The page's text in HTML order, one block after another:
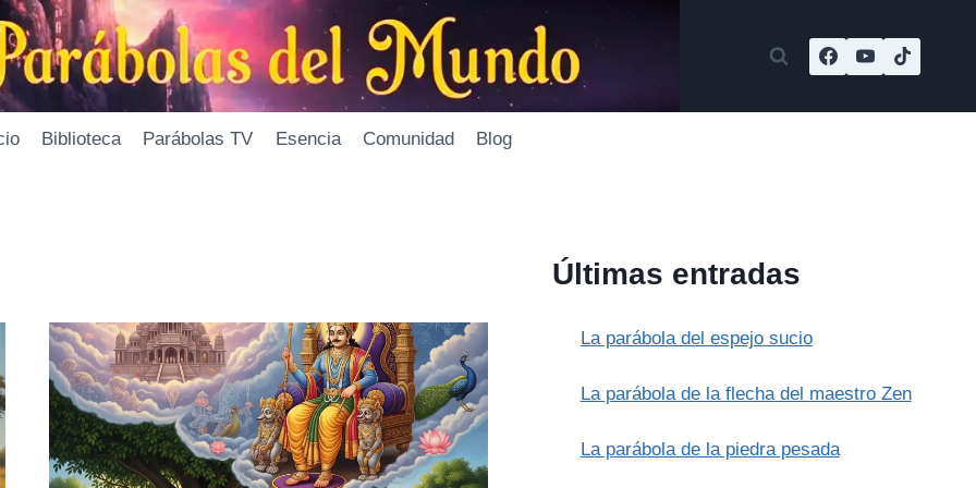
Biblioteca Parábolas TV Esencia Comunidad Blog
Últimas entradas
La parábola del espejo sucio
La parábola de la flecha del maestro Zen
La parábola de la piedra pesada